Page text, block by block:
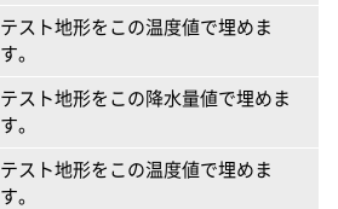
テスト地形をこの温度値で埋めま
す。
テスト地形をこの降水量値で埋めま
す。
テスト地形をこの温度値で埋めま
す。